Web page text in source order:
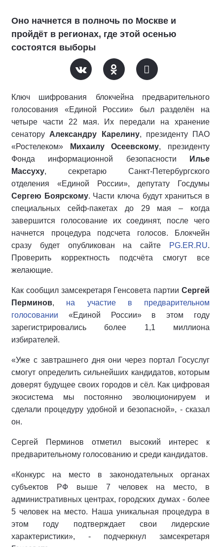
Оно начнется в полночь по Москве и
пройдёт в регионах, где этой осенью
состоятся выборы
Ключ шифрования блокчейна предварительного
голосования «Единой России» был разделён на
четыре части 22 мая. Их передали на хранение
сенатору Александру Карелину, президенту ПАО
«Ростелеком»
Михаилу Осеевскому, президенту
Фонда информационной безопасности
Илье
Массуху, секретарю Санкт-Петербургского
отделения «Единой России», депутату Госдумы
Сергею Боярскому. Части ключа будут храниться в
специальных сейф-пакетах до 29 мая – когда
завершится голосование их соединят, после чего
начнется процедура подсчета голосов. Блокчейн
сразу будет опубликован на сайте
PG.ER.RU.
Проверить корректность подсчёта смогут все
желающие.
Как сообщил замсекретаря Генсовета партии Сергей
Перминов, на участие в предварительном
голосовании «Единой России» в этом году
зарегистрировались более 1,1 миллиона
избирателей.
«Уже с завтрашнего дня они через портал Госуслуг
смогут определить сильнейших кандидатов, которым
доверят будущее своих городов и сёл. Как цифровая
экосистема мы постоянно эволюционируем и
сделали процедуру удобной и безопасной», - сказал
он.
Сергей Перминов отметил высокий интерес к
предварительному голосованию и среди кандидатов.
«Конкурс на место в законодательных органах
субъектов РФ выше 7 человек на место, в
административных центрах, городских думах - более
5 человек на место. Наша уникальная процедура в
этом году подтверждает свои лидерские
характеристики», - подчеркнул замсекретаря